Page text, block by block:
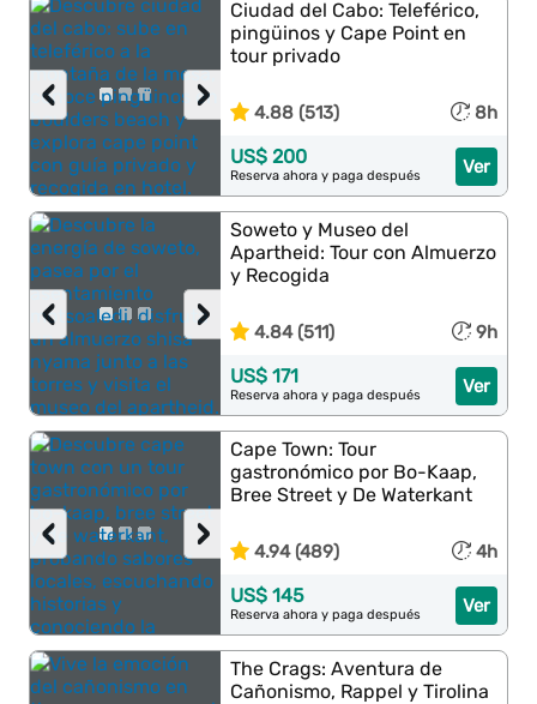
›
‹
Ciudad del Cabo: Teleférico,
pingüinos y Cape Point en
tour privado
4.88 (513) 8h
Ver
US$ 200
Reserva ahora y paga después
›
‹
Soweto y Museo del
Apartheid: Tour con Almuerzo
y Recogida
4.84 (511) 9h
Ver
US$ 171
Reserva ahora y paga después
›
‹
Cape Town: Tour
gastronómico por Bo-Kaap,
Bree Street y De Waterkant
4.94 (489) 4h
Ver
US$ 145
Reserva ahora y paga después
The Crags: Aventura de
Cañonismo, Rappel y Tirolina